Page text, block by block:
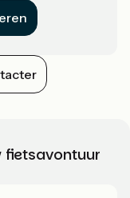
fietsavontuur